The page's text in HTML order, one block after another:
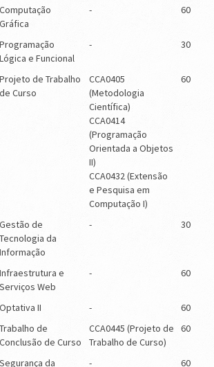
Computação
Gráfica
- 60
Programação
Lógica e Funcional
- 30
Projeto de Trabalho
de Curso
CCA0405
(Metodologia
Científica)
CCA0414
(Programação
Orientada a Objetos
II)
CCA0432 (Extensão
e Pesquisa em
Computação I)
60
Gestão de
Tecnologia da
Informação
- 30
Infraestrutura e
Serviços Web
- 60
Optativa II -
60
Trabalho de
Conclusão de Curso
CCA0445 (Projeto de
Trabalho de Curso)
60
Segurança da
- 60